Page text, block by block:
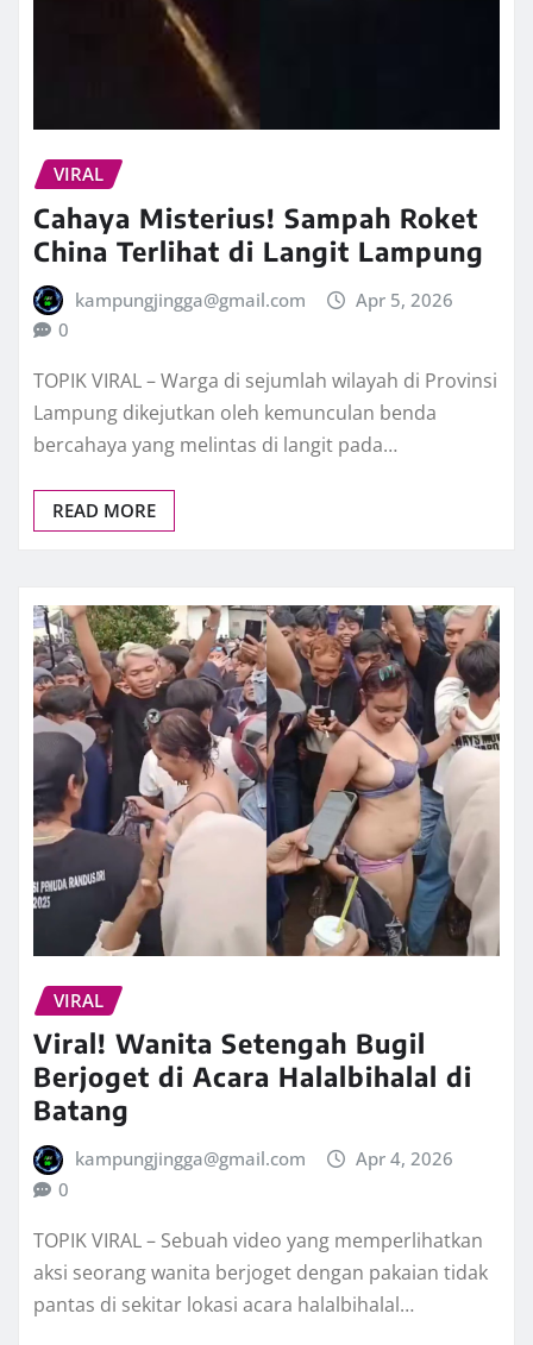
VIRAL
Cahaya Misterius! Sampah Roket
China Terlihat di Langit Lampung
kampungjingga@gmail.com
Apr 5, 2026
0
TOPIK VIRAL – Warga di sejumlah wilayah di Provinsi
Lampung dikejutkan oleh kemunculan benda
bercahaya yang melintas di langit pada…
READ MORE
VIRAL
Viral! Wanita Setengah Bugil
Berjoget di Acara Halalbihalal di
Batang
kampungjingga@gmail.com
Apr 4, 2026
0
TOPIK VIRAL – Sebuah video yang memperlihatkan
aksi seorang wanita berjoget dengan pakaian tidak
pantas di sekitar lokasi acara halalbihalal…